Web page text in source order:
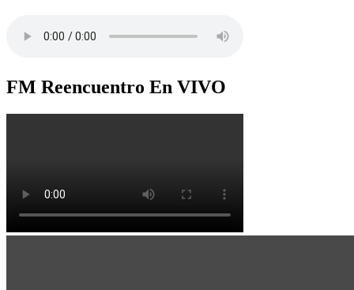
FM Reencuentro En VIVO